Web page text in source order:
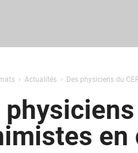
Actualités Des physiciens du
en